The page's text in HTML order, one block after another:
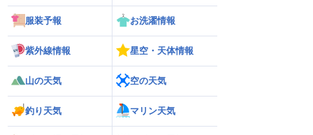
服装予報 お洗濯情報
紫外線情報 星空・天体情報
山の天気 空の天気
釣り天気 マリン天気